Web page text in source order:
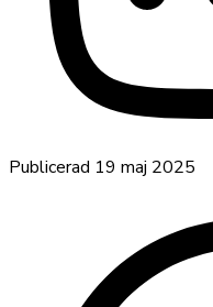
Publicerad 19 maj 2025